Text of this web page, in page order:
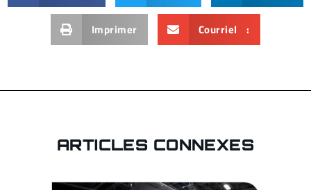
Imprimer Courriel :
ARTICLES CONNEXES